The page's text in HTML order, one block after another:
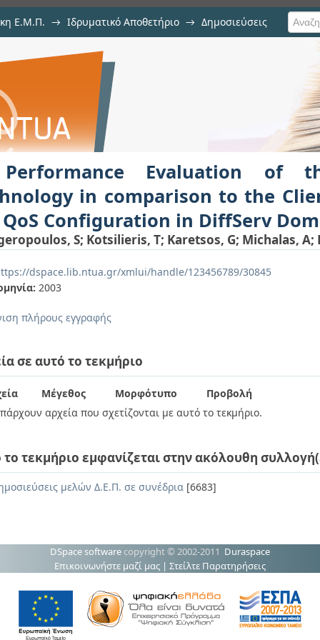
Ε.Μ.Π. → Ιδρυματικό Αποθετήριο → Δημοσιεύσεις
of the Mobile Agent
for QoS Configuration in
Evaluation of
in comparison to the
Configuration in DiffServ
S; Kotsilieris, T; Karetsos, G; Michalas, A;
dspace.lib.ntua.gr/xmlui/handle/123456789/30845
2003
πλήρους εγγραφής
σε αυτό το τεκμήριο
Μέγεθος Μορφότυπο
Προβολή
αρχεία που σχετίζονται με αυτό το τεκμήριο.
το τεκμήριο εμφανίζεται στην ακόλουθη
μελών Δ.Ε.Π. σε συνέδρια [6683]
DSpace software copyright © 2002-2011 Duraspace
Επικοινωνήστε μαζί μας | Στείλτε Παρατηρήσεις